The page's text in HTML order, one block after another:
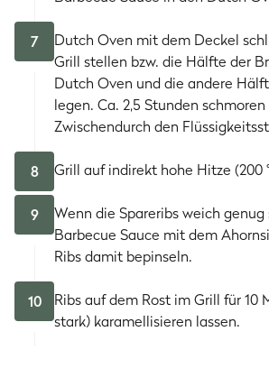
7
Dutch Oven mit dem Deckel
Grill stellen bzw. die Hälfte der
Dutch Oven und die andere
legen. Ca. 2,5 Stunden schmoren
Zwischendurch den
8 Grill auf indirekt hohe Hitze (200
9
Wenn die Spareribs weich
Barbecue Sauce mit dem
Ribs damit bepinseln.
10
Ribs auf dem Rost im Grill für 10
stark) karamellisieren lassen.